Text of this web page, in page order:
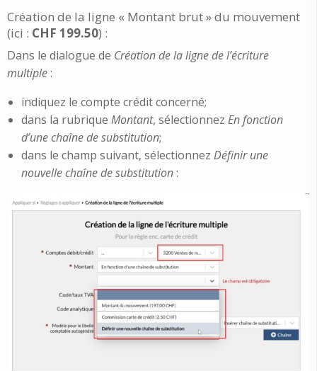
Création de la ligne « Montant brut » du mouvement
(ici : CHF 199.50) :
Dans le dialogue de Création de la ligne de l’écriture
multiple:
indiquez le compte crédit concerné;
dans la rubrique Montant, sélectionnez En fonction
d’une chaîne de substitution;
dans le champ suivant, sélectionnez Définir une
nouvelle chaîne de substitution: